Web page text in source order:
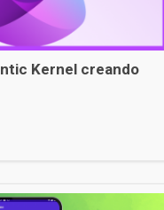
Kernel creando